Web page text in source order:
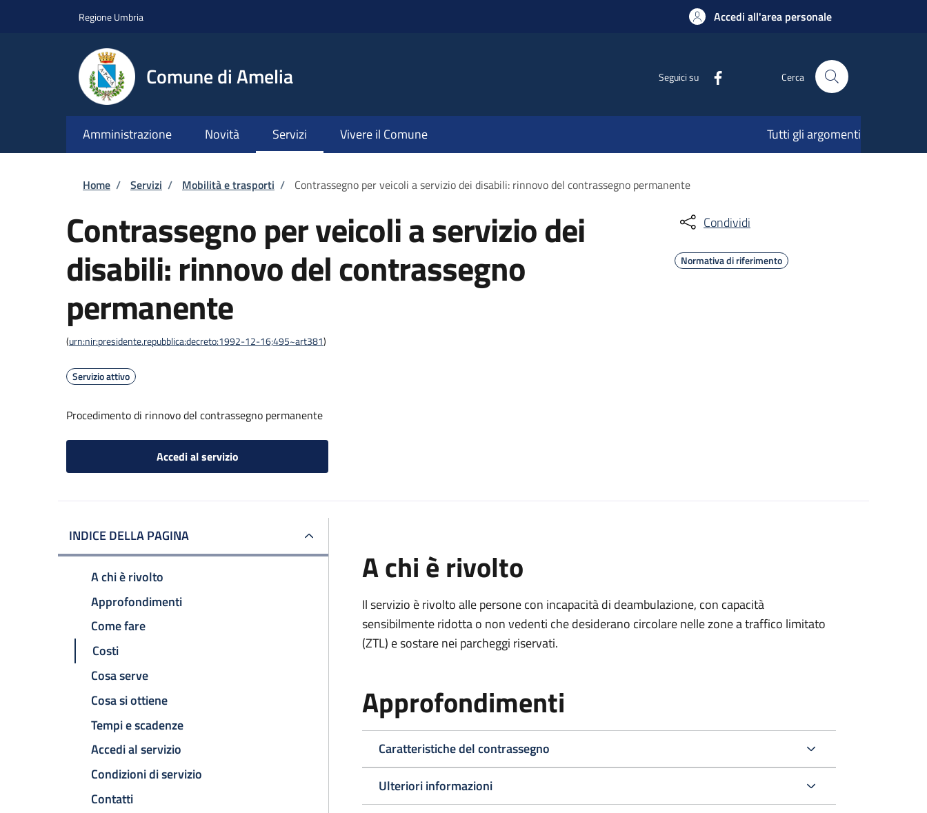
Regione Umbria Accedi all'area personale
Comune di Amelia Seguici su Cerca
Amministrazione Novità Servizi Vivere il Comune Tutti gli argomenti
Briciole di pane
Home / Servizi / Mobilità e trasporti / Contrassegno per veicoli a servizio dei disabili: rinnovo del contrassegno permanente
Contrassegno per veicoli a servizio dei
disabili: rinnovo del contrassegno
permanente
(urn:nir:presidente.repubblica:decreto:1992-12-16;495~art381)
Servizio attivo
Procedimento di rinnovo del contrassegno permanente
Accedi al servizio
Condividi
Normativa di riferimento
INDICE DELLA PAGINA
A chi è rivolto
Approfondimenti
Come fare
Costi
Cosa serve
Cosa si ottiene
Tempi e scadenze
Accedi al servizio
Condizioni di servizio
Contatti
A chi è rivolto
Il servizio è rivolto alle persone con incapacità di deambulazione, con capacità
sensibilmente ridotta o non vedenti che desiderano circolare nelle zone a traffico limitato
(ZTL) e sostare nei parcheggi riservati.
Approfondimenti
Caratteristiche del contrassegno
Ulteriori informazioni